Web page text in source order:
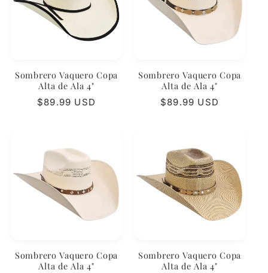
Sombrero Vaquero Copa
Alta de Ala 4"
Regular
$89.99 USD
Sombrero Vaquero Copa
Alta de Ala 4"
Regular
$89.99 USD
Sombrero Vaquero Copa
Alta de Ala 4"
Sombrero Vaquero Copa
Alta de Ala 4"